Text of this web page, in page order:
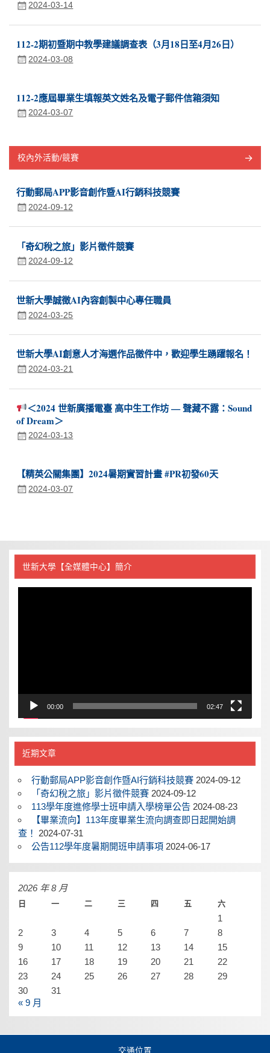
2024-03-14
112-2期初暨期中教學建議調查表（3月18日至4月26日）
2024-03-08
112-2應屆畢業生填報英文姓名及電子郵件信箱須知
2024-03-07
校內外活動/競賽
行動郵局APP影音創作暨AI行銷科技競賽
2024-09-12
「奇幻稅之旅」影片徵件競賽
2024-09-12
世新大學誠徵AI內容創製中心專任職員
2024-03-25
世新大學AI創意人才海選作品徵件中，歡迎學生踴躍報名！
2024-03-21
＜2024 世新廣播電臺 高中生工作坊 — 聲藏不露：Sound
of Dream＞
2024-03-13
【精英公關集團】2024暑期實習計畫 #PR初發60天
2024-03-07
世新大學【全媒體中心】簡介
00:00 02:47
近期文章
行動郵局APP影音創作暨AI行銷科技競賽 2024-09-12
「奇幻稅之旅」影片徵件競賽 2024-09-12
113學年度進修學士班申請入學榜單公告 2024-08-23
【畢業流向】113年度畢業生流向調查即日起開始調
查！
2024-07-31
公告112學年度暑期開班申請事項 2024-06-17
2026 年 8 月
日 一 二 三 四 五 六
1
2
3 4 5 6 7
8
9
10 11 12 13 14
15
16
17 18 19 20 21
22
23
24 25 26 27 28
29
30
31
« 9 月
交通位置